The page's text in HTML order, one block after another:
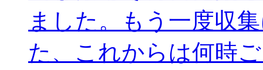
ました。もう一度収
た、これからは何時